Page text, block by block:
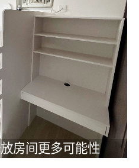
房间更多可能性